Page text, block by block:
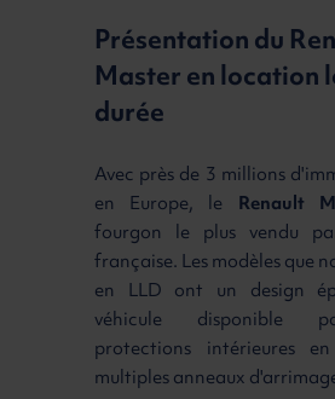
Présentation du
Master en location
durée
Avec près de 3 millions
en Europe, le Renault
fourgon le plus vendu
française. Les modèles que
en LLD ont un design
véhicule disponible
protections intérieures
multiples anneaux